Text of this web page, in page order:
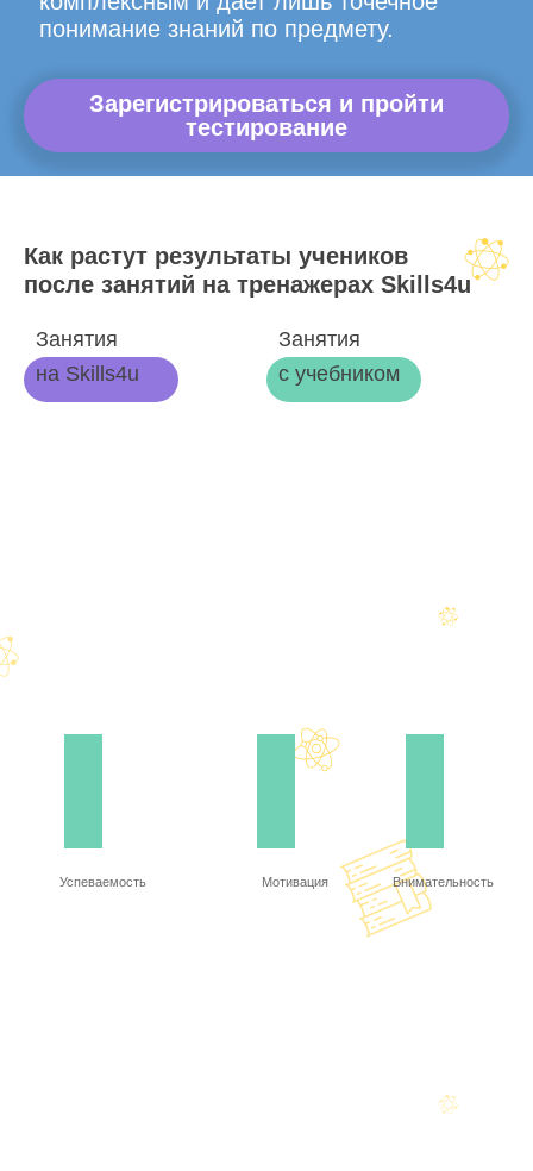
понимание знаний по предмету.
Зарегистрироваться и пройти
тестирование
Как растут результаты учеников
после занятий на тренажерах Skills4u
Занятия
на Skills4u
Занятия
с учебником
Успеваемость Мотивация Внимательность